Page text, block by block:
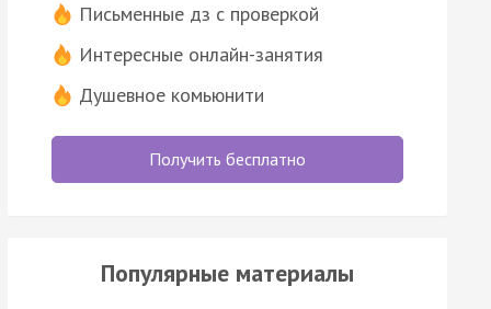
Письменные дз с проверкой
Интересные онлайн-занятия
Душевное комьюнити
Получить бесплатно
Популярные материалы